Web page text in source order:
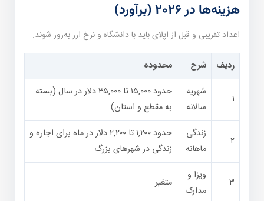
هزینه‌ها در ۲۰۲۶ (برآورد)
اعداد تقریبی و قبل از اپلای باید با دانشگاه و نرخ ارز به‌روز شوند.
ردیف شرح محدوده
۱
شهریه
سالانه
حدود ۱۵,۰۰۰ تا ۳۵,۰۰۰ دلار در سال (بسته
به مقطع و استان)
۲
زندگی
ماهانه
حدود ۱,۲۰۰ تا ۲,۲۰۰ دلار در ماه برای اجاره و
زندگی در شهرهای بزرگ
۳
ویزا و
مدارک
متغیر